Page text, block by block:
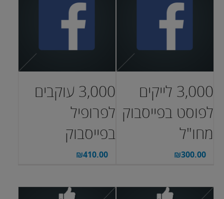
3,000 לייקים
לפוסט בפייסבוק
מחו"ל
₪300.00
3,000 עוקבים
לפרופיל
בפייסבוק
₪410.00